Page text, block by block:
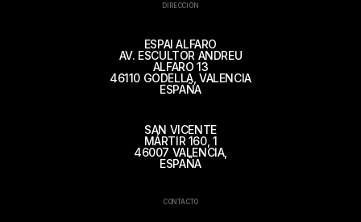
DIRECCIÓN
ESPAI ALFARO
AV. ESCULTOR ANDREU
ALFARO 13
46110 GODELLA, VALENCIA
ESPAÑA
SAN VICENTE
MÁRTIR 160, 1
46007 VALENCIA,
ESPAÑA
CONTACTO